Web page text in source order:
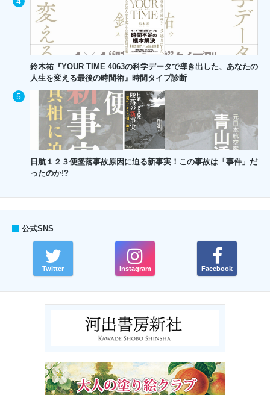
鈴木祐『YOUR TIME 4063の科学データで導き出した、あなたの
人生を変える最後の時間術』時間タイプ診断
日航１２３便墜落事故原因に迫る新事実！この事故は「事件」だ
ったのか!?
公式SNS
Twitter Instagram Facebook